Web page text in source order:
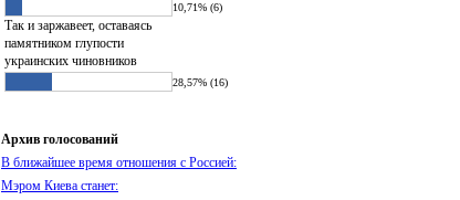
10,71% (6)
Так и заржавеет, оставаясь
памятником глупости
украинских чиновников
28,57% (16)
Архив голосований
В ближайшее время отношения с Россией:
Мэром Киева станет: